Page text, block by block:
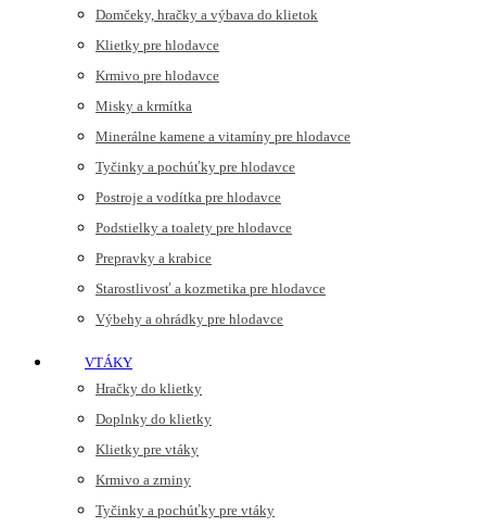
Domčeky, hračky a výbava do klietok
Klietky pre hlodavce
Krmivo pre hlodavce
Misky a krmítka
Minerálne kamene a vitamíny pre hlodavce
Tyčinky a pochúťky pre hlodavce
Postroje a vodítka pre hlodavce
Podstielky a toalety pre hlodavce
Prepravky a krabice
Starostlivosť a kozmetika pre hlodavce
Výbehy a ohrádky pre hlodavce
VTÁKY
Hračky do klietky
Doplnky do klietky
Klietky pre vtáky
Krmivo a zrniny
Tyčinky a pochúťky pre vtáky